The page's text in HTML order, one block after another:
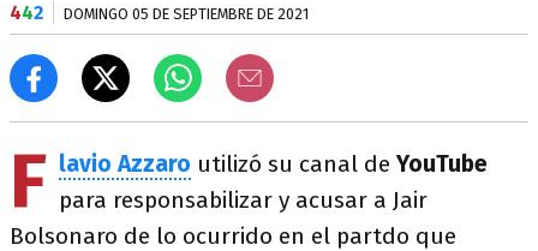
442 DOMINGO 05 DE SEPTIEMBRE DE 2021
F lavio Azzaro utilizó su canal de YouTube
para responsabilizar y acusar a Jair
Bolsonaro de lo ocurrido en el partdo que